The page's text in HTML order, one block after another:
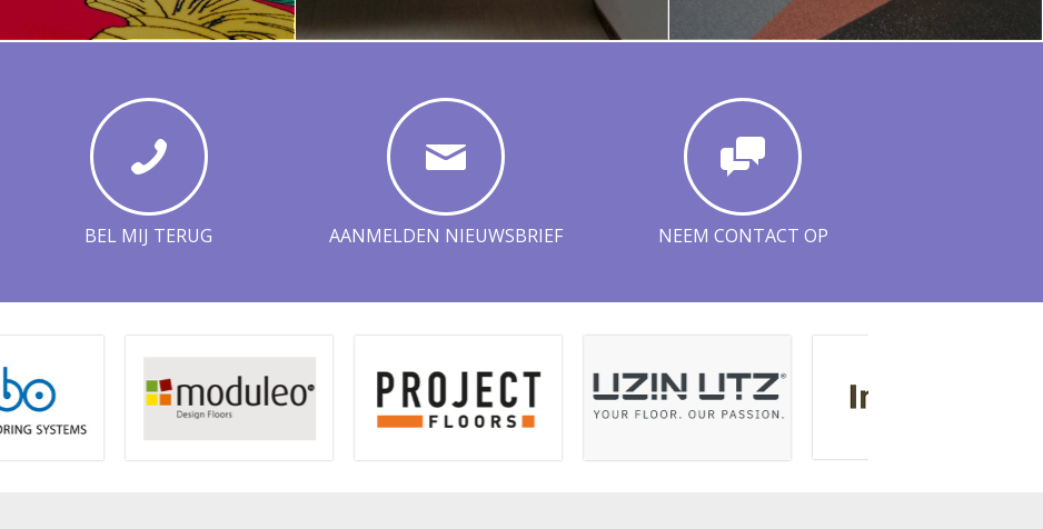
BEL MIJ TERUG AANMELDEN NIEUWSBRIEF NEEM CONTACT OP